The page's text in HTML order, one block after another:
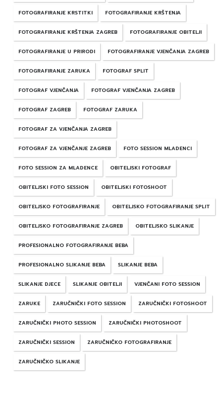
FOTOGRAFIRANJE KRSTITKI FOTOGRAFIRANJE KRŠTENJA
FOTOGRAFIRANJE KRŠTENJA ZAGREB FOTOGRAFIRANJE OBITELJI
FOTOGRAFIRANJE U PRIRODI FOTOGRAFIRANJE VJENČANJA ZAGREB
FOTOGRAFIRANJE ZARUKA FOTOGRAF SPLIT
FOTOGRAF VJENČANJA FOTOGRAF VJENČANJA ZAGREB
FOTOGRAF ZAGREB FOTOGRAF ZARUKA
FOTOGRAF ZA VJENČANJA ZAGREB
FOTOGRAF ZA VJENČANJE ZAGREB FOTO SESSION MLADENCI
FOTO SESSION ZA MLADENCE OBITELJSKI FOTOGRAF
OBITELJSKI FOTO SESSION OBITELJSKI FOTOSHOOT
OBITELJSKO FOTOGRAFIRANJE OBITELJSKO FOTOGRAFIRANJE SPLIT
OBITELJSKO FOTOGRAFIRANJE ZAGREB OBITELJSKO SLIKANJE
PROFESIONALNO FOTOGRAFIRANJE BEBA
PROFESIONALNO SLIKANJE BEBA SLIKANJE BEBA
SLIKANJE DJECE SLIKANJE OBITELJI VJENČANI FOTO SESSION
ZARUKE ZARUČNIČKI FOTO SESSION ZARUČNIČKI FOTOSHOOT
ZARUČNIČKI PHOTO SESSION ZARUČNIČKI PHOTOSHOOT
ZARUČNIČKI SESSION ZARUČNIČKO FOTOGRAFIRANJE
ZARUČNIČKO SLIKANJE